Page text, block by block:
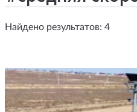
Найдено результатов: 4